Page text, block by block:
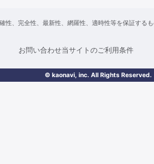
性、完全性、最新性、網羅性、適時性等を保証する
お問い合わせ当サイトのご利用条件
© kaonavi, inc. All Rights Reserved.